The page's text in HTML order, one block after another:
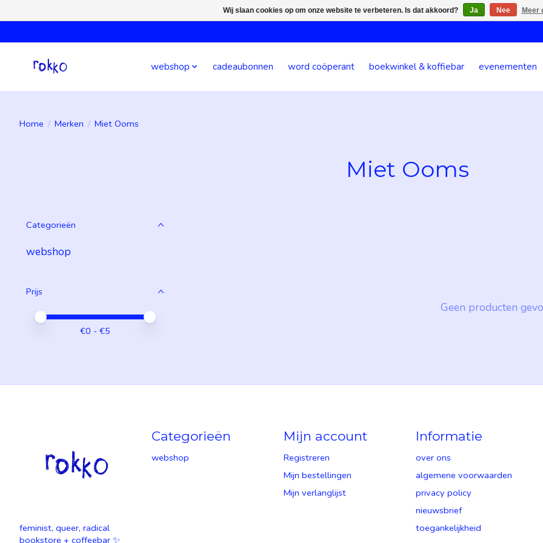
webshop cadeaubonnen word coöperant boekwinkel & koffiebar evenementen
Home / Merken / Miet Ooms
Miet Ooms
Categorieën
webshop
Prijs
Minimale prijswaarde
Price maximum value
€0 - €5
Geen producten
feminist, queer, radical
bookstore + coffeebar ✨
Categorieën
webshop
Mijn account
Registreren
Mijn bestellingen
Mijn verlanglijst
Informatie
over ons
algemene voorwaarden
privacy policy
nieuwsbrief
toegankelijkheid
Wij slaan cookies op om onze website te verbeteren. Is dat akkoord? Ja Nee Meer